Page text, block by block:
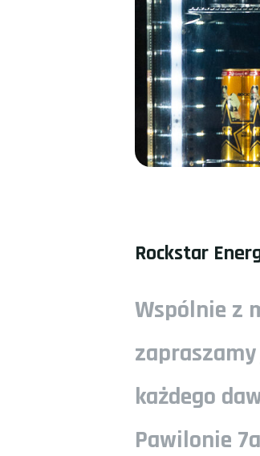
Rockstar
Wspólnie z
każdego
Pawilonie 7a